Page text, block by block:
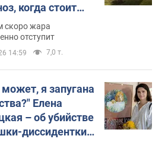
когда стоит
изменения
скоро жара
отступит
14:59 7,0 т.
я запугана
Елена
– об убийстве
диссидентки